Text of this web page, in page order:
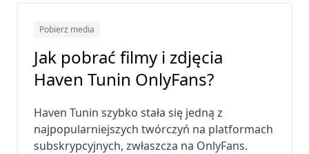
Pobierz media
Jak pobrać filmy i zdjęcia
Haven Tunin OnlyFans?
Haven Tunin szybko stała się jedną z
najpopularniejszych twórczyń na platformach
subskrypcyjnych, zwłaszcza na OnlyFans.